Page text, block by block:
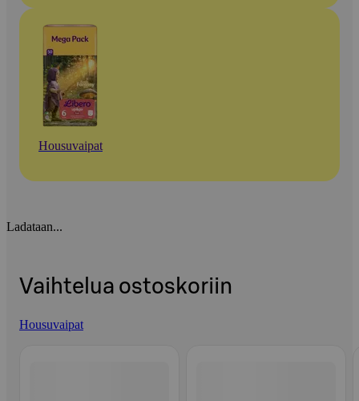
Housuvaipat
Ladataan...
Vaihtelua ostoskoriin
Housuvaipat